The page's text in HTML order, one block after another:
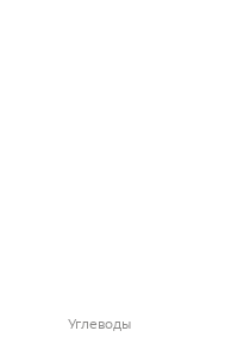
Углеводы